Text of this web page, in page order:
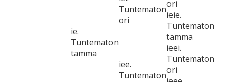
ie.
Tuntematon
tamma
Tuntematon
ori
ori
ieie.
Tuntematon
tamma
iee.
Tuntematon
ieei.
Tuntematon
ori